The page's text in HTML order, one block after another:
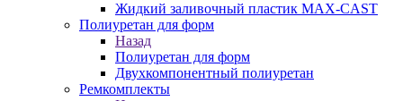
Жидкий заливочный пластик MAX-CAST
Полиуретан для форм
Назад
Полиуретан для форм
Двухкомпонентный полиуретан
Ремкомплекты